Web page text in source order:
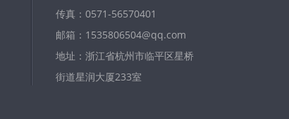
传真：0571-56570401
邮箱： 1535806504@qq.com
地址：浙江省杭州市临平区星桥
街道星润大厦233室